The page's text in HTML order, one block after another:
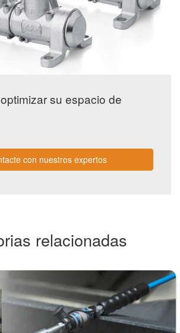
su espacio de
con nuestros expertos
relacionadas